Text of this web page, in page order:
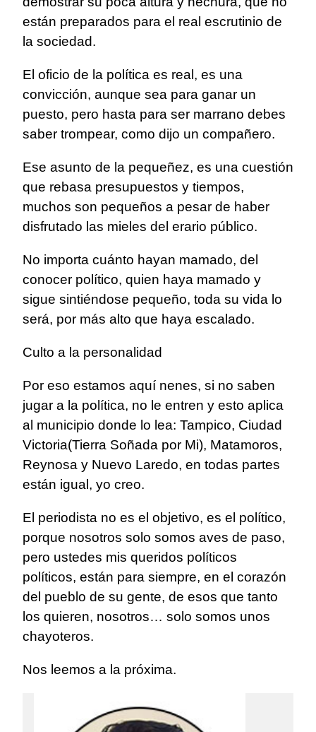
están preparados para el real escrutinio de
la sociedad.
El oficio de la política es real, es una
convicción, aunque sea para ganar un
puesto, pero hasta para ser marrano debes
saber trompear, como dijo un compañero.
Ese asunto de la pequeñez, es una cuestión
que rebasa presupuestos y tiempos,
muchos son pequeños a pesar de haber
disfrutado las mieles del erario público.
No importa cuánto hayan mamado, del
conocer político, quien haya mamado y
sigue sintiéndose pequeño, toda su vida lo
será, por más alto que haya escalado.
Culto a la personalidad
Por eso estamos aquí nenes, si no saben
jugar a la política, no le entren y esto aplica
al municipio donde lo lea: Tampico, Ciudad
Victoria(Tierra Soñada por Mi), Matamoros,
Reynosa y Nuevo Laredo, en todas partes
están igual, yo creo.
El periodista no es el objetivo, es el político,
porque nosotros solo somos aves de paso,
pero ustedes mis queridos políticos
políticos, están para siempre, en el corazón
del pueblo de su gente, de esos que tanto
los quieren, nosotros… solo somos unos
chayoteros.
Nos leemos a la próxima.